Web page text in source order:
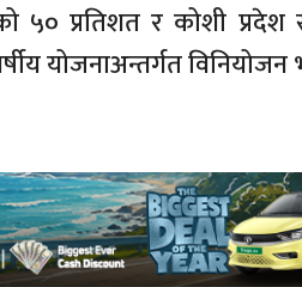
५० प्रतिशत र कोशी प्रदेश
योजनाअन्तर्गत